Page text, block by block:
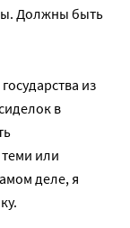
Должны быть
из
в
или
деле, я